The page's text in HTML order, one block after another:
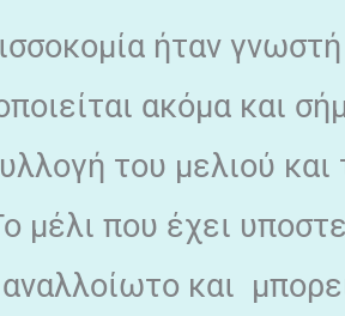
ήταν
ακόμα και
του μελιού και
μέλι που έχει
και